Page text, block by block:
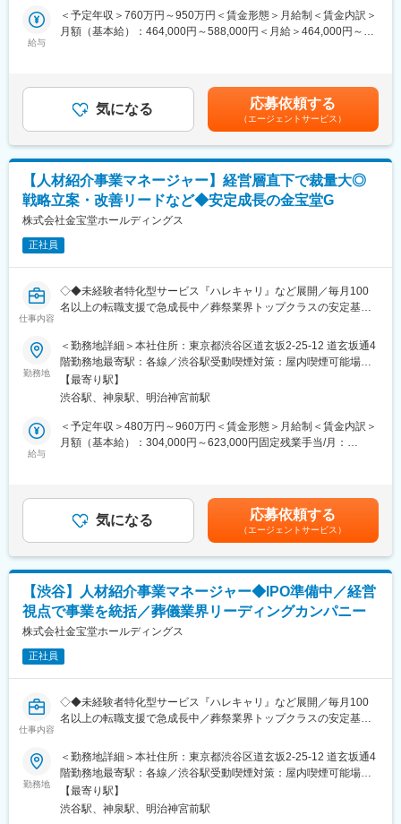
KPI設計から組織運営までを担い、顧客体験と業務効率の両立を支
える役割です。
・KPI（応答率、一次解決率、満足度等）の設計と運用定着
・稼働や計数の管理、レポーティングと改善サイクルの推進
・メンバーマネジメント（面談、評価、教育設計）
<仕事の広がり・深さについて>
インハウス運営に加え委託先も含めた管理に関与し、既存の枠を
見直しながら最適な体制を構築します。
運用改善にとどまらず、アウトバウンド機能の整備や体制設計な
ど上流工程まで担います。
■組織構成：
派遣社員を含む20名ほどのメンバーが在籍しています。
役職に関係なく意見を出し合える風土があり、現場発の改善が歓
部門横断の連携も多く、全体最適を意識した運営を行っていま
す。
■やりがい：
また、センター機能を再構築する経験は限られており、運営を超
えた価値創出に関われます。
成果に応じて次長や部長など上位ポジションへのステップアップ
が可能です。
KPI設計や組織改革の経験を通じ、事業全体を見渡すマネジメント
力を高められます。
■企業の特徴：
シニア世代とその家族に寄り添うライフエンディング事業を展開
しています。
安定した基盤を持ちながら、現場主導の改善や新たな仕組みづく
変更の範囲：会社の定める業務
給与
＜予定年収＞760万円～950万円＜賃金形態＞月給制＜賃金内訳＞
月額（基本給）：464,000円～588,000円＜月給＞464,000円～
210万円～250万円賃金はあくまでも目安の金額であり、選考を通
じて上下する可能性があります。月給(月額)は固定手当を含めた表
記です。
気になる 応募依頼する
（エージェントサービス）
【人材紹介事業マネージャー】経営層直下で裁量大◎
戦略立案・改善リードなど◆安定成長の金宝堂G
株式会社金宝堂ホールディングス
正社員
仕事内容
◇◆未経験者特化型サービス『ハレキャリ』など展開／毎月100
名以上の転職支援で急成長中／葬祭業界トップクラスの安定基
を目指して新規出店・M&A等を推進中◆◇
■業務概要：
幹部候補として、ライフエンディング事業が新たに参画した人材
紹介業を運営する『HARE』の事業再構築・改善・成長戦略をリ
ードいただきます。
経営層と近い距離で裁量を持ち、事業を創るやりがいを実感でき
ます。
◇営業・採用・業務フロー改善
◇組織マネジメント・KPI管理
◇サービス統合・ブランド再設計
◇メディア事業の収益化戦略
■キャリアパス：
幹部候補→事業責任者→グループ会社代表といったキャリアパス
も可能です。
■『HARE』について：
ディア『転職アカホン』などを展開し、毎月100名以上の転職を
支援する急成長中の事業です。
「晴れやかな気持ちで働ける社会の実現」を理念に、求職者・企
業・エージェントの三方に価値を届ける事業モデルを構築してい
勤務地
＜勤務地詳細＞本社住所：東京都渋谷区道玄坂2-25-12 道玄坂通4
階勤務地最寄駅：各線／渋谷駅受動喫煙対策：屋内喫煙可能場所
あり
【最寄り駅】
渋谷駅、神泉駅、明治神宮前駅
給与
＜予定年収＞480万円～960万円＜賃金形態＞月給制＜賃金内訳＞
月額（基本給）：304,000円～623,000円固定残業手当/月：
でも目安の金額であり、選考を通じて上下する可能性がありま
す。月給(月額)は固定手当を含めた表記です。
気になる 応募依頼する
（エージェントサービス）
【渋谷】人材紹介事業マネージャー◆IPO準備中／経営
視点で事業を統括／葬儀業界リーディングカンパニー
株式会社金宝堂ホールディングス
正社員
仕事内容
◇◆未経験者特化型サービス『ハレキャリ』など展開／毎月100
名以上の転職支援で急成長中／葬祭業界トップクラスの安定基
新規出店・M&A等を推進中◆◇
■業務概要：
ライフエンディング事業を展開する金宝堂グループにて、新たに
参画した人材紹介業を運営する『HARE』の再構築・改善・成長
勤務地
＜勤務地詳細＞本社住所：東京都渋谷区道玄坂2-25-12 道玄坂通4
階勤務地最寄駅：各線／渋谷駅受動喫煙対策：屋内喫煙可能場所
あり
【最寄り駅】
渋谷駅、神泉駅、明治神宮前駅